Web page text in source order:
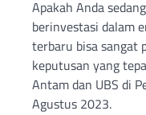
Apakah Anda
berinvestasi dalam
terbaru bisa sangat
keputusan yang
Antam dan UBS di
Agustus 2023.